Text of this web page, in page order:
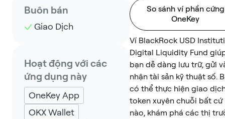
Buôn bán
Giao Dịch
Hoạt động với các
ứng dụng này
OneKey App
OKX Wallet
So sánh ví phần cứng
OneKey
Ví BlackRock USD
Digital Liquidity Fund
bạn dễ dàng lưu trữ, gửi
nhận tài sản kỹ thuật số.
có thể thực hiện giao
token xuyên chuỗi bất cứ
nào, khám phá các thị